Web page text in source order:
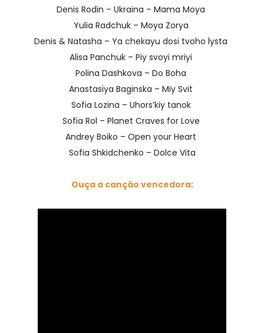
Denis Rodin – Ukraina – Mama Moya
Yulia Radchuk – Moya Zorya
Denis & Natasha – Ya chekayu dosi tvoho lysta
Alisa Panchuk – Piy svoyi mriyi
Polina Dashkova – Do Boha
Anastasiya Baginska – Miy Svit
Sofia Lozina – Uhors’kiy tanok
Sofia Rol – Planet Craves for Love
Andrey Boiko – Open your Heart
Sofia Shkidchenko – Dolce Vita
Ouça a canção vencedora: